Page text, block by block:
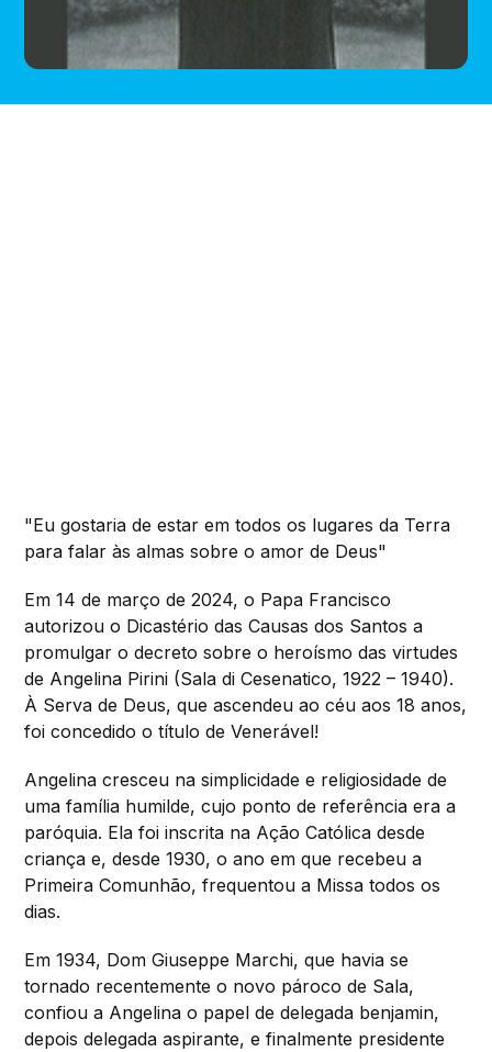
"Eu gostaria de estar em todos os lugares da Terra
para falar às almas sobre o amor de Deus"
Em 14 de março de 2024, o Papa Francisco
autorizou o Dicastério das Causas dos Santos a
promulgar o decreto sobre o heroísmo das virtudes
de Angelina Pirini (Sala di Cesenatico, 1922 – 1940).
À Serva de Deus, que ascendeu ao céu aos 18 anos,
foi concedido o título de Venerável!
Angelina cresceu na simplicidade e religiosidade de
uma família humilde, cujo ponto de referência era a
paróquia. Ela foi inscrita na Ação Católica desde
criança e, desde 1930, o ano em que recebeu a
Primeira Comunhão, frequentou a Missa todos os
dias.
Em 1934, Dom Giuseppe Marchi, que havia se
tornado recentemente o novo pároco de Sala,
confiou a Angelina o papel de delegada benjamin,
depois delegada aspirante, e finalmente presidente